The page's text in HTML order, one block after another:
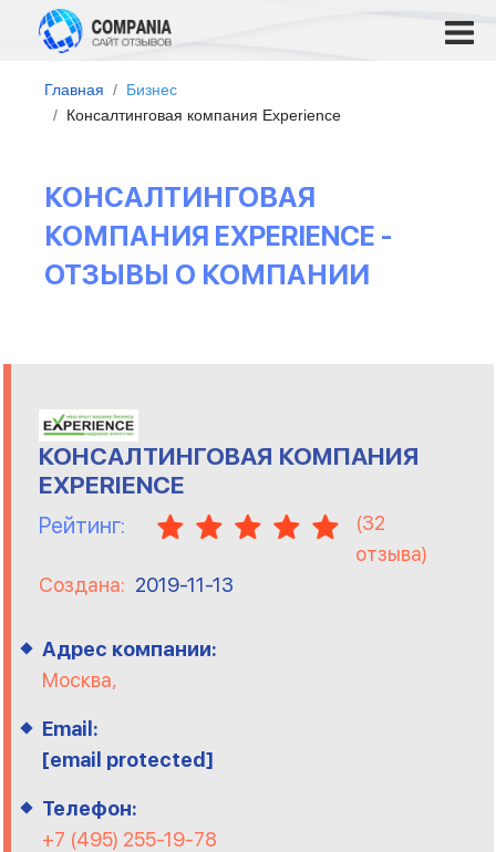
Главная
Бизнес
Консалтинговая компания Experience
КОНСАЛТИНГОВАЯ
КОМПАНИЯ EXPERIENCE -
ОТЗЫВЫ О КОМПАНИИ
КОНСАЛТИНГОВАЯ КОМПАНИЯ
EXPERIENCE
Рейтинг: (32
отзыва)
Создана: 2019-11-13
Адрес компании:
Москва,
Email:
[email protected]
Телефон:
+7 (495) 255-19-78